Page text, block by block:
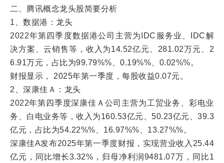
二、腾讯概念龙头股简要分析
1、数据港：龙头
2022年第四季度数据港公司主营为IDC服务业、IDC解
决方案、云销售等，收入为14.52亿元、281.02万元、2
6.91万元，占比为99.79%%、0.19%%、0.02%%。
财报显示， 2025年第一季度，每股收益0.07元。
2、深康佳Ａ：龙头
2022年第四季度深康佳Ａ公司主营为工贸业务、彩电业
务、白电业务等，收入为160.53亿元、50.23亿元、39.3
亿元，占比为54.22%%、16.97%%、13.27%%。
深康佳A发布2025年第一季度财报，实现营业收入25.44
亿元，同比增长3.32%，归母净利润9481.07万，同比1